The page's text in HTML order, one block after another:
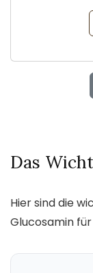
Das
Hier sind die
Glucosamin